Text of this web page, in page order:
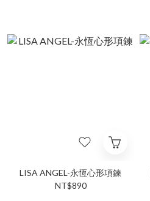
LISA ANGEL-永恆心形項鍊
NT$890